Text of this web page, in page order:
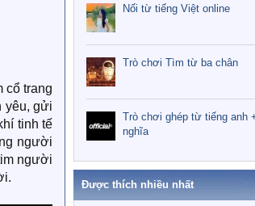
cổ trang
yêu, gửi
tinh tế
người
người
Nối từ tiếng Việt online
Trò chơi Tìm từ ba chân
Trò chơi ghép từ tiếng anh
nghĩa
Được thích nhiều nhất